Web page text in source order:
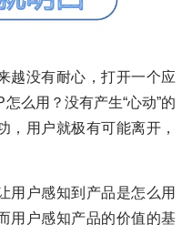
越没有耐心，打开一个应
么用？没有产生“心动”的
，用户就极有可能离开，
用户感知到产品是怎么用
用户感知产品的价值的基